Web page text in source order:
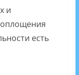
и
есть